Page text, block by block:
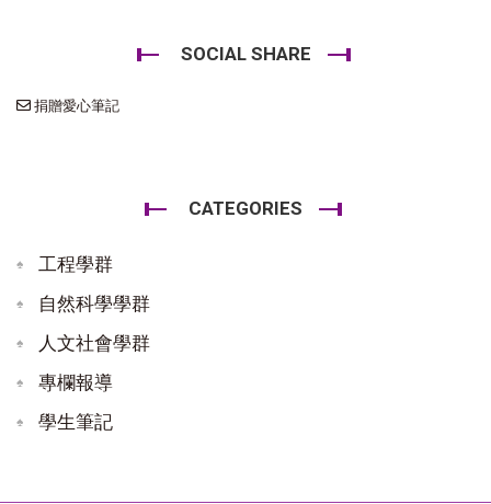
SOCIAL SHARE
捐贈愛心筆記
CATEGORIES
工程學群
自然科學學群
人文社會學群
專欄報導
學生筆記